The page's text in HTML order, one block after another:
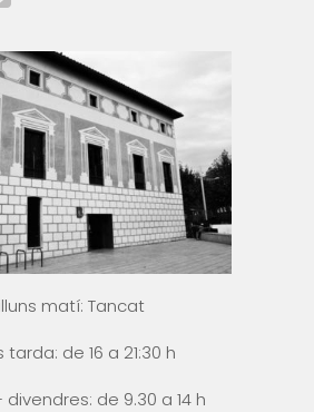
matí: Tancat
tarda: de 16 a 21:30 h
de 9.30 a 14 h